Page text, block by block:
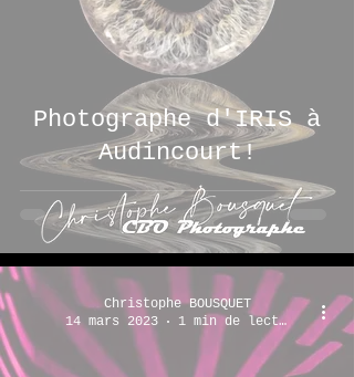
Photographe d'IRIS à
Audincourt!
Christophe BOUSQUET
14 mars 2023
1 min de lecture